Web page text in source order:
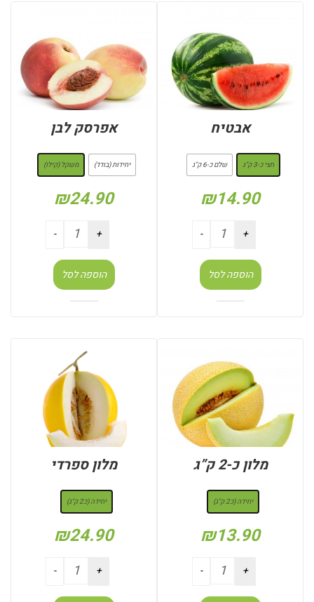
אבטיח
חצי כ-3 ק"ג שלם כ-6 ק"ג
₪14.90
הוספה לסל
אפרסק לבן
יחידות (בודד) משקל (קילו)
₪24.90
הוספה לסל
מלון כ-2 ק”ג
יחידה (כ2 ק"ג)
₪13.90
מלון ספרדי
יחידה (כ2 ק"ג)
₪24.90